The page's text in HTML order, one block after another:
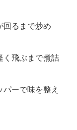
回るまで炒め
く飛ぶまで煮詰
ーで味を整え